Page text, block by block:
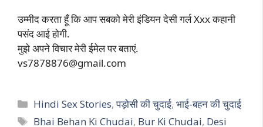
उम्मीद करता हूँ कि आप सबको मेरी इंडियन देसी गर्ल Xxx कहानी
पसंद आई होगी.
मुझे अपने विचार मेरी ईमेल पर बताएं.
vs7878876@gmail.com
Categories
Hindi Sex Stories,पड़ोसी की चुदाई,भाई-बहन की चुदाई
Tags
Bhai Behan Ki Chudai, Bur Ki Chudai, Desi